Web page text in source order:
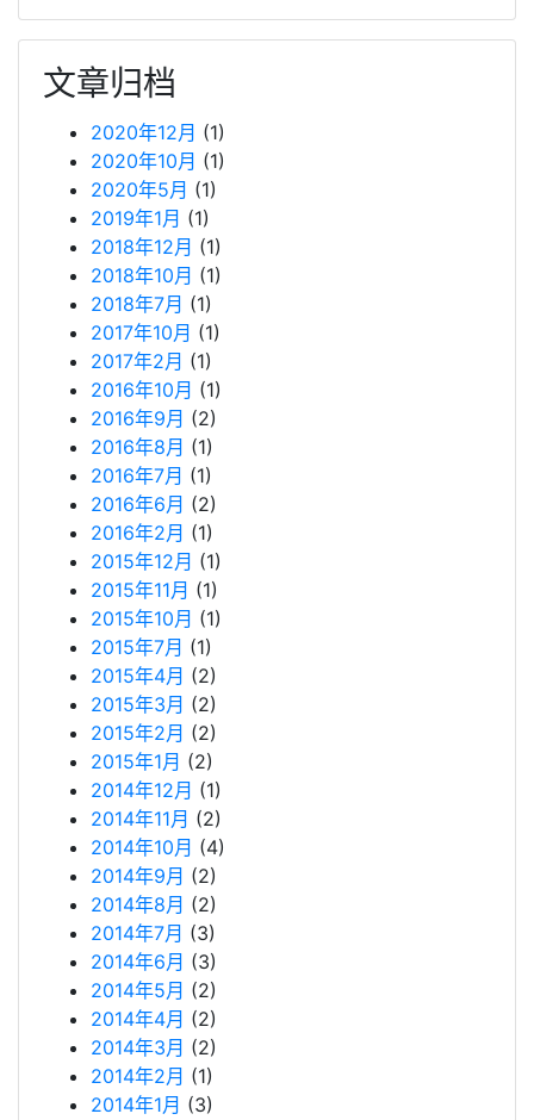
文章归档
2020年12月 (1)
2020年10月 (1)
2020年5月 (1)
2019年1月 (1)
2018年12月 (1)
2018年10月 (1)
2018年7月 (1)
2017年10月 (1)
2017年2月 (1)
2016年10月 (1)
2016年9月 (2)
2016年8月 (1)
2016年7月 (1)
2016年6月 (2)
2016年2月 (1)
2015年12月 (1)
2015年11月 (1)
2015年10月 (1)
2015年7月 (1)
2015年4月 (2)
2015年3月 (2)
2015年2月 (2)
2015年1月 (2)
2014年12月 (1)
2014年11月 (2)
2014年10月 (4)
2014年9月 (2)
2014年8月 (2)
2014年7月 (3)
2014年6月 (3)
2014年5月 (2)
2014年4月 (2)
2014年3月 (2)
2014年2月 (1)
2014年1月 (3)